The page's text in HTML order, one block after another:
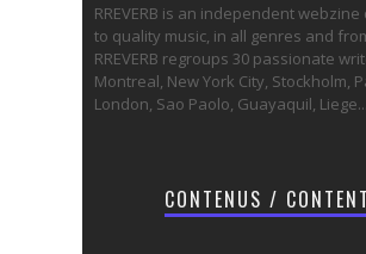
RREVERB is an independent
to quality music, in all genres and
RREVERB regroups 30 passionate
Montreal, New York City, Stockholm,
London, Sao Paolo, Guayaquil, Liege...
CONTENUS / CONTENT